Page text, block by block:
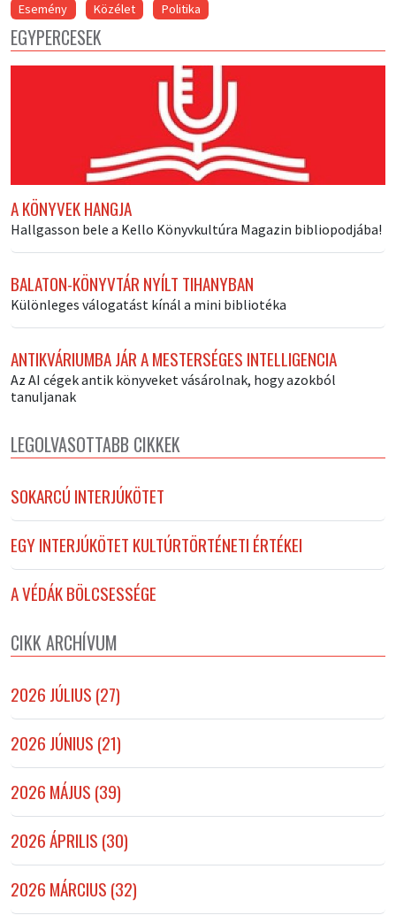
Esemény Közélet Politika
EGYPERCESEK
A KÖNYVEK HANGJA
Hallgasson bele a Kello Könyvkultúra Magazin bibliopodjába!
BALATON-KÖNYVTÁR NYÍLT TIHANYBAN
Különleges válogatást kínál a mini bibliotéka
ANTIKVÁRIUMBA JÁR A MESTERSÉGES INTELLIGENCIA
Az AI cégek antik könyveket vásárolnak, hogy azokból
tanuljanak
LEGOLVASOTTABB CIKKEK
SOKARCÚ INTERJÚKÖTET
EGY INTERJÚKÖTET KULTÚRTÖRTÉNETI ÉRTÉKEI
A VÉDÁK BÖLCSESSÉGE
CIKK ARCHÍVUM
2026 JÚLIUS (27)
2026 JÚNIUS (21)
2026 MÁJUS (39)
2026 ÁPRILIS (30)
2026 MÁRCIUS (32)